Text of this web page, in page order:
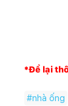
*Để lại
#nhà ống